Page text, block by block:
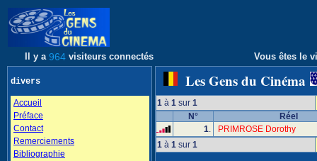
Il y a 964 visiteurs connectés Vous êtes le
divers
Accueil
Préface
Contact
Remerciements
Bibliographie
Les Gens du Cinéma
1 à 1 sur 1
N°
Réel
1.
PRIMROSE Dorothy
1 à 1 sur 1